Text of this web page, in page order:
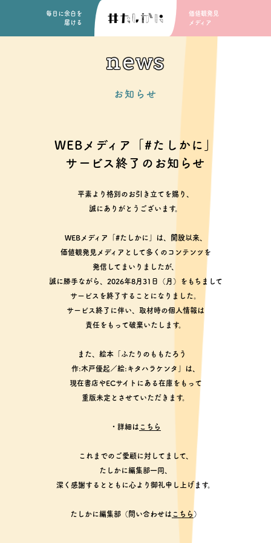
毎日に余白を
届ける
価値観発見
メディア
news
お知らせ
WEBメディア「#たしかに」
サービス終了のお知らせ
平素より格別のお引き立てを賜り、
誠にありがとうございます。
WEBメディア「#たしかに」は、開設以来、
価値観発見メディアとして多くのコンテンツを
発信してまいりましたが、
誠に勝手ながら、2026年8月31日（月）をもちまして
サービスを終了することになりました。
サービス終了に伴い、取材時の個人情報は
責任をもって破棄いたします。
また、絵本「ふたりのももたろう
作:木戸優起／絵:キタハラケンタ」は、
現在書店やECサイトにある在庫をもって
重版未定とさせていただきます。
・詳細は こちら
これまでのご愛顧に対してまして、
たしかに編集部一同、
深く感謝するとともに心より御礼申し上げます。
たしかに編集部（問い合わせは こちら ）